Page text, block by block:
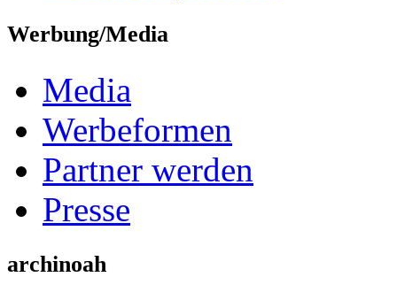
Werbung/Media
Media
Werbeformen
Partner werden
Presse
archinoah